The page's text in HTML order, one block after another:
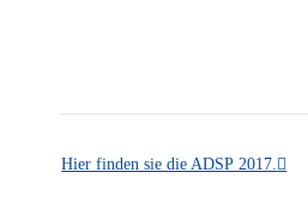
Hier fin­den sie die ADSP 2017.